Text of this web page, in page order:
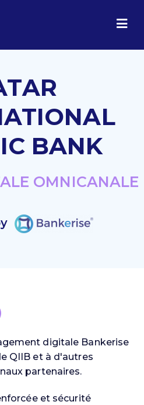
BANK
OMNICANALE
digitale Bankerise
QIIB et à d'autres
partenaires.
et sécurité